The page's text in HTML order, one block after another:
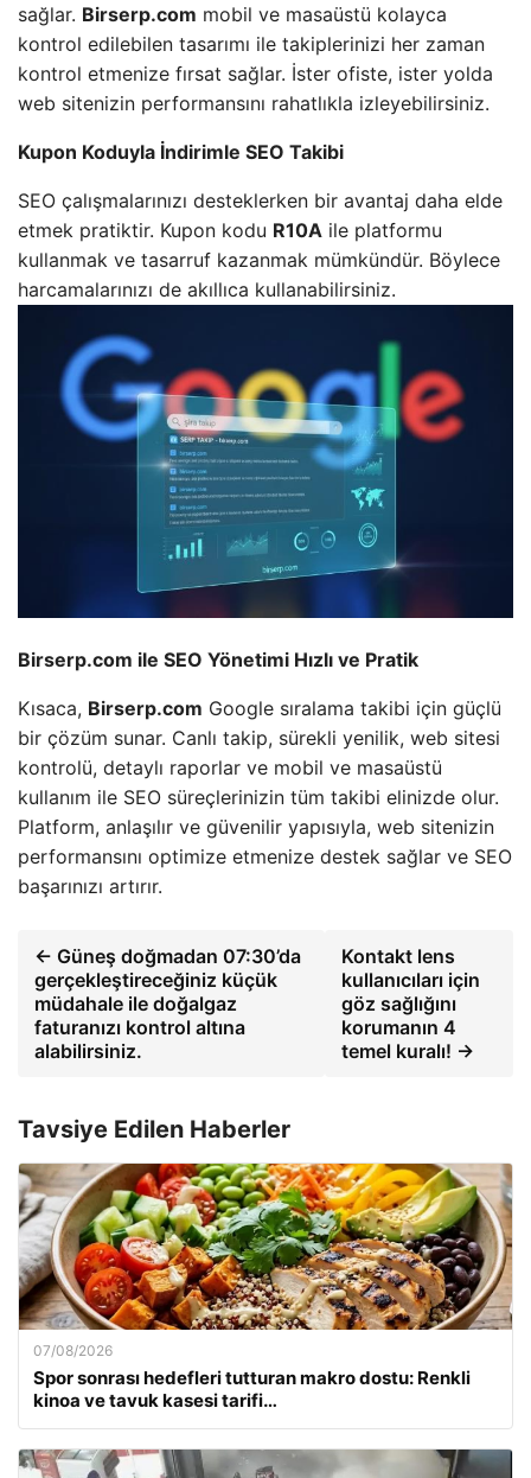
sağlar. Birserp.com mobil ve masaüstü kolayca
kontrol edilebilen tasarımı ile takiplerinizi her zaman
kontrol etmenize fırsat sağlar. İster ofiste, ister yolda
web sitenizin performansını rahatlıkla izleyebilirsiniz.
Kupon Koduyla İndirimle SEO Takibi
SEO çalışmalarınızı desteklerken bir avantaj daha elde
etmek pratiktir. Kupon kodu R10A ile platformu
kullanmak ve tasarruf kazanmak mümkündür. Böylece
harcamalarınızı de akıllıca kullanabilirsiniz.
Birserp.com ile SEO Yönetimi Hızlı ve Pratik
Kısaca, Birserp.com Google sıralama takibi için güçlü
bir çözüm sunar. Canlı takip, sürekli yenilik, web sitesi
kontrolü, detaylı raporlar ve mobil ve masaüstü
kullanım ile SEO süreçlerinizin tüm takibi elinizde olur.
Platform, anlaşılır ve güvenilir yapısıyla, web sitenizin
performansını optimize etmenize destek sağlar ve SEO
başarınızı artırır.
← Güneş doğmadan 07:30’da
gerçekleştireceğiniz küçük
müdahale ile doğalgaz
faturanızı kontrol altına
alabilirsiniz.
Kontakt lens
kullanıcıları için
göz sağlığını
korumanın 4
temel kuralı! →
Tavsiye Edilen Haberler
07/08/2026
Spor sonrası hedefleri tutturan makro dostu: Renkli
kinoa ve tavuk kasesi tarifi…